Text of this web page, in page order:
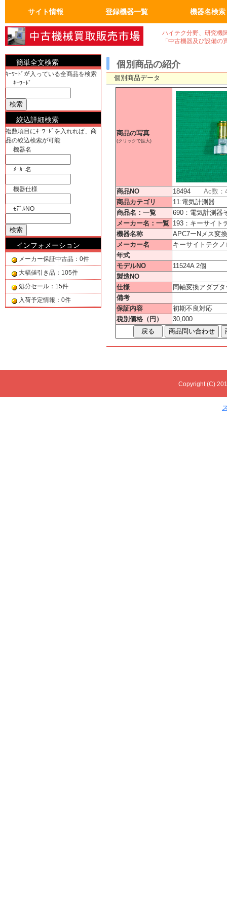
サイト情報
トップページ
FAQ：よくある質問
人気の商品
会員ページ
運営会社概要
登録機器一覧
真空機器・真空ポンプ 真空機器
真空ポンプ
真空コンポーネント
試験・検査機
洗浄、クリーニンク゛
加熱機、冷却機
分析機器
計測、計量機・顕微鏡 計測、計量機
顕微鏡
汎用理化学機器
電気計測器・光学関連 電気計測器
光学関連
物流、包装、保管
成形、樹脂、フィルム
クリーンルーム関係
電気機器、部品
工作機械、加工機
ユーティリティ機器
半導体・実装機器関連 半導体関連
実装機器関連
バイオ関連
OA事務什器・その他 OA事務什器
その他
機器名検索
ハイテク分野、研究機
「中古機器及び設備
簡単全文検索
ｷｰﾜｰﾄﾞが入っている全商品を検索
ｷｰﾜｰﾄﾞ
絞込詳細検索
複数項目にｷｰﾜｰﾄﾞを入れれば、商
品の絞込検索が可能
機器名
ﾒｰｶｰ名
機器仕様
ﾓﾃﾞﾙNO
インフォメーション
メーカー保証中古品：0件
大幅値引き品：105件
処分セール：15件
入荷予定情報：0件
個別商品の紹介
個別商品データ
商品の写真
(クリックで拡大)
商品NO 18494 Ac数：
商品カテゴリ
11:電気計測器
商品名：一覧
690：電気計測器
メーカー名：一覧 193：キーサイト
機器名称
APC7ーNメス変
メーカー名
キーサイトテク
年式
モデルNO
11524A 2個
製造NO
仕様
同軸変換アダプ
備考
保証内容
初期不良対応
税別価格（円）
30,000
Copyright (C)